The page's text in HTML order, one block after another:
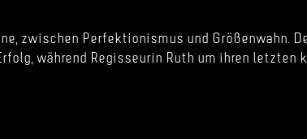
zwischen Perfektionismus und Größenwahn.
während Regisseurin Ruth um ihren letzten